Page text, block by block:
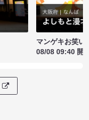
マンゲキお笑い
08/08 09:40 開